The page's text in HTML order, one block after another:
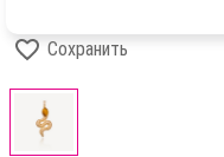
Сохранить